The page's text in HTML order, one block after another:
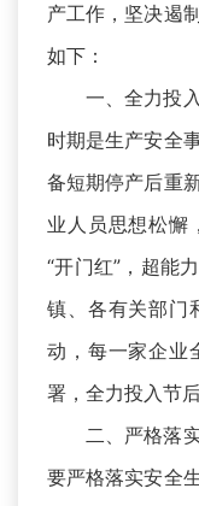
产工作，坚决遏
如下：
一、全力投
时期是生产安全
备短期停产后重
业人员思想松懈
“开门红”，超能
镇、各有关部门
动，每一家企业
署，全力投入节
二、严格落
要严格落实安全